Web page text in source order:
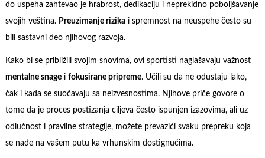
do uspeha zahtevao je hrabrost, dedikaciju i neprekidno poboljšavanje
svojih veština. Preuzimanje rizikai spremnost na neuspehe često su
bili sastavni deo njihovog razvoja.
Kako bi se približili svojim snovima, ovi sportisti naglašavaju važnost
mentalne snagei fokusirane pripreme. Učili su da ne odustaju lako,
čak i kada se suočavaju sa neizvesnostima. Njihove priče govore o
tome da je proces postizanja ciljeva često ispunjen izazovima, ali uz
odlučnost i pravilne strategije, možete prevazići svaku prepreku koja
se nađe na vašem putu ka vrhunskim dostignućima.